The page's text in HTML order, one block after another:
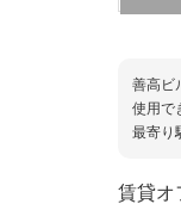
善高ビ
使用で
最寄り
賃貸